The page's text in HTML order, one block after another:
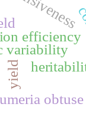
variability
efficiency
yield
obtuse